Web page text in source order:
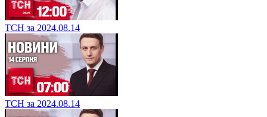
ТСН за 2024.08.14
ТСН за 2024.08.14